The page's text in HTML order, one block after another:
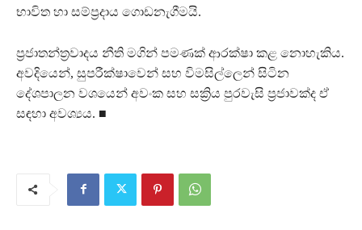
භාවිත හා සම්ප්‍රදාය ගොඩනැගීමයි.
ප්‍රජාතන්ත්‍රවාදය නීති මගින් පමණක් ආරක්ෂා කළ නොහැකිය.
අවදියෙන්, සුපරීක්ෂාවෙන් සහ විමසිල්ලෙන් සිටින
දේශපාලන වශයෙන් අවංක සහ සක්‍රිය පුරවැසි ප්‍රජාවක්ද ඒ
සඳහා අවශ්‍යය. ■